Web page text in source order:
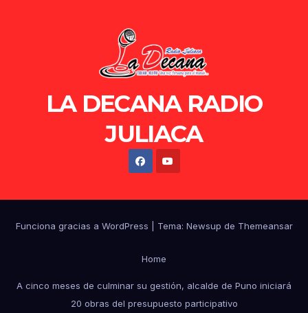
LA DECANA RADIO
JULIACA
Funciona gracias a WordPress Tema: Newsup de Themeansar
Home
A cinco meses de culminar su gestión, alcalde de Puno iniciará
20 obras del presupuesto participativo